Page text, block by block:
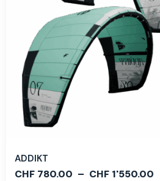
ADDIKT
CHF 780.00 – CHF 1'550.00